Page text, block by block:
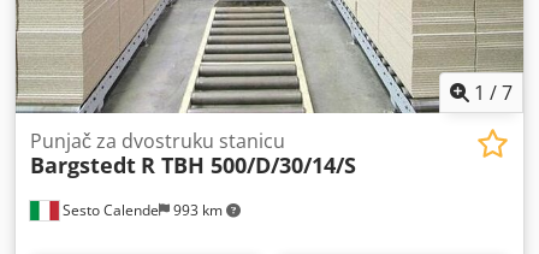
1 /7
Sesto Calende 993 km
Punjač za dvostruku stanicu
Bargstedt R TBH 500/D/30/14/S